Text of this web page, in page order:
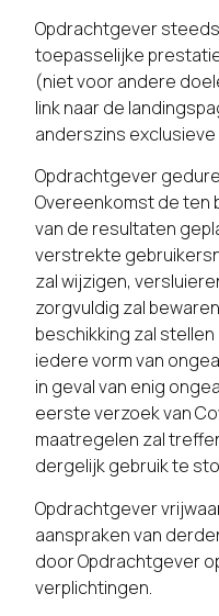
Opdrachtgever
toepasselijke
(niet voor andere
link naar de
anderszins exclusieve
Opdrachtgever
Overeenkomst de ten
van de resultaten
verstrekte
zal wijzigen,
zorgvuldig zal
beschikking zal
iedere vorm van
in geval van enig
eerste verzoek van
maatregelen zal
dergelijk gebruik te
Opdrachtgever
aanspraken van
door Opdrachtgever
verplichtingen.